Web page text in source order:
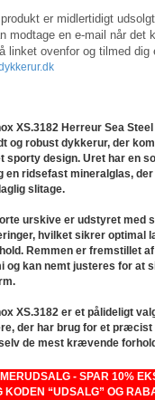
er midlertidigt udsolgt
modtage en e-mail når det
linket ovenfor og tilmed dig
XS.3182 Herreur Sea
og robust dykkerur, der
sporty design. Uret har en
en ridsefast mineralglas,
slitage.
urskive er udstyret med
hvilket sikrer optimal
Remmen er fremstillet
og kan nemt justeres for at
XS.3182 er et pålideligt
der har brug for et præcist
de mest krævende
- SPAR 10%
KODEN “UDSALG” OG